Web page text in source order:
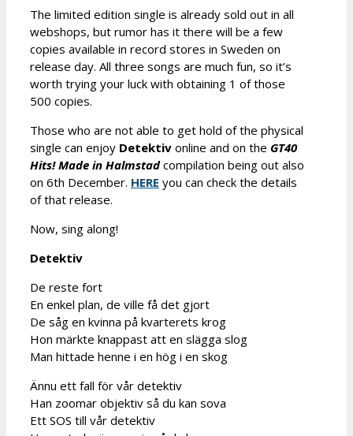
The limited edition single is already sold out in all
webshops, but rumor has it there will be a few
copies available in record stores in Sweden on
release day. All three songs are much fun, so it’s
worth trying your luck with obtaining 1 of those
500 copies.
Those who are not able to get hold of the physical
single can enjoy Detektiv online and on the GT40
Hits! Made in Halmstadcompilation being out also
on 6th December. HERE you can check the details
of that release.
Now, sing along!
Detektiv
De reste fort
En enkel plan, de ville få det gjort
De såg en kvinna på kvarterets krog
Hon märkte knappast att en slägga slog
Man hittade henne i en hög i en skog
Ännu ett fall för vår detektiv
Han zoomar objektiv så du kan sova
Ett SOS till vår detektiv